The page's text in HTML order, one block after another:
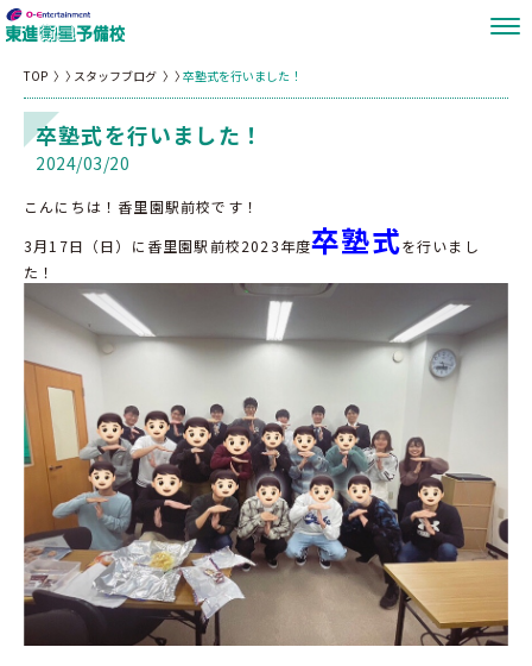
TOP スタッフブログ 卒塾式を行いました！
卒塾式を行いました！
2024/03/20
こんにちは！香里園駅前校です！
3月17日（日）に香里園駅前校2023年度卒塾式を行いまし
た！